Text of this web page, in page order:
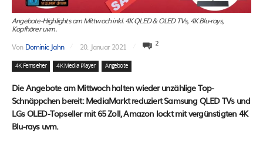
Angebote-Highlights am Mittwoch inkl. 4K QLED & OLED TVs, 4K Blu-rays,
Kopfhörer uvm.
Von Dominic Jahn 20. Januar 2021 2
4K Fernseher 4K Media Player Angebote
Die Angebote am Mittwoch halten wieder unzählige Top-
Schnäppchen bereit: MediaMarkt reduziert Samsung QLED TVs und
LGs OLED-Topseller mit 65 Zoll, Amazon lockt mit vergünstigten 4K
Blu-rays uvm.